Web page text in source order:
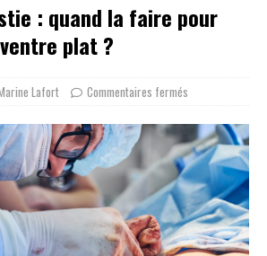
: quand la faire pour
plat ?
Lafort Commentaires fermés